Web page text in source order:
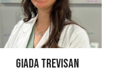
GIADA TREVISAN